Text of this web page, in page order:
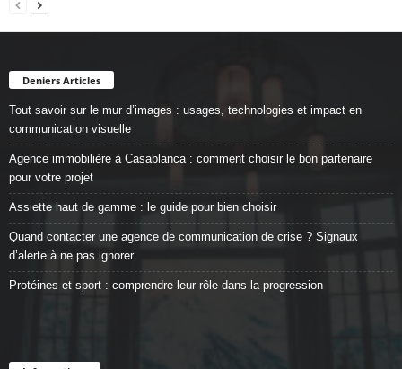
Deniers Articles
Tout savoir sur le mur d’images : usages, technologies et impact en
communication visuelle
Agence immobilière à Casablanca : comment choisir le bon partenaire
pour votre projet
Assiette haut de gamme : le guide pour bien choisir
Quand contacter une agence de communication de crise ? Signaux
d’alerte à ne pas ignorer
Protéines et sport : comprendre leur rôle dans la progression